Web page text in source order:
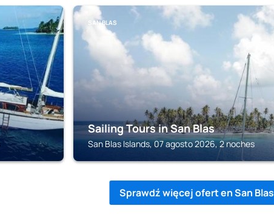
SAN BLAS
Sailing Tours in San Blas
San Blas Islands, 07 agosto 2026, 2 noches
Sprawdź więcej ofert en San Blas